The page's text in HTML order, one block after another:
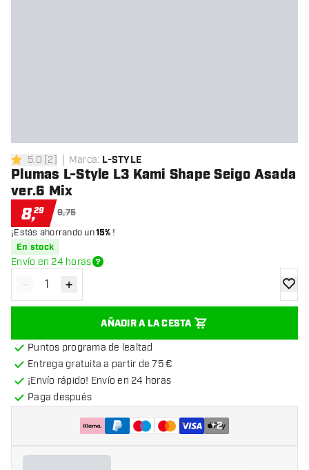
5 estrellas de puntuación
5.0 [2] Marca: L-STYLE
Plumas L-Style L3 Kami Shape Seigo Asada
ver.6 Mix
8,29 9,75
¡Estás ahorrando un15% !
En stock
Envío en 24 horas
Disminuir cantidad
- Aumentar cantidad
+
AÑADIR A LA CESTA
Puntos programa de lealtad
Entrega gratuita a partir de 75 €
¡Envío rápido! Envío en 24 horas
Paga después
+2